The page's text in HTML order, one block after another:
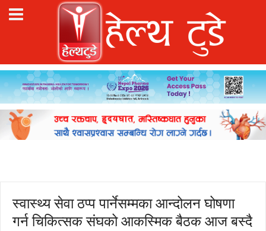
स्वास्थ्य सेवा ठप्प पार्नेसम्मका आन्दोलन घोषणा
गर्न चिकित्सक संघको आकस्मिक बैठक आज बस्दै